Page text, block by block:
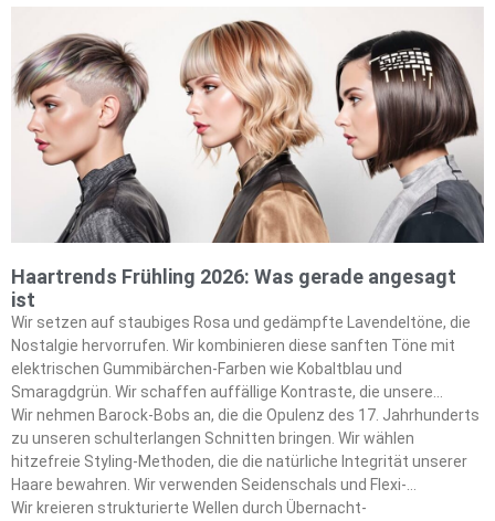
unsere futuristischen Metallics voran. Wir drücken chromatischen
Optimismus in unseren Farbpaletten aus. Wir verbinden uns durch
warme Töne, die wir perfektioniert haben. Wir mischen sanfte
Brauntöne mit unseren charakteristischen Techniken. Wir
integrieren gedämpfte Pinktöne in unsere saisonalen Angebote.
Wir entwickeln nachhaltige Formulierungen für unsere bewussten
Kunden. Wir setzen strategische Peekaboo-Highlights, die wir
gemeistert haben. Wir machen Experimentieren durch unsere
Methoden zugänglich. Wir verwandeln bindungsscheue Coloristen
mit unseren Ansätzen. Wir führen die Bewegung jenseits
vorhersehbarer Highlights an.
Haartrends Frühling 2026: Was gerade angesagt
ist
Wir setzen auf staubiges Rosa und gedämpfte Lavendeltöne, die
Nostalgie hervorrufen. Wir kombinieren diese sanften Töne mit
elektrischen Gummibärchen-Farben wie Kobaltblau und
Smaragdgrün. Wir schaffen auffällige Kontraste, die unsere
Frühlings-Ästhetik definieren.
Wir nehmen Barock-Bobs an, die die Opulenz des 17. Jahrhunderts
zu unseren schulterlangen Schnitten bringen. Wir wählen
hitzefreie Styling-Methoden, die die natürliche Integrität unserer
Haare bewahren. Wir verwenden Seidenschals und Flexi-
Lockenwickler als unsere wichtigsten Styling-Tools.
Wir kreieren strukturierte Wellen durch Übernacht-